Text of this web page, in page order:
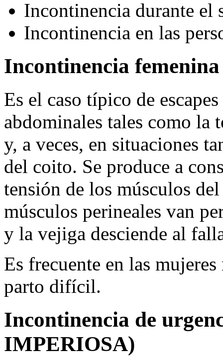
Incontinencia durante el
Incontinencia en las
Incontinencia femenina
Es el caso típico de
abdominales tales como la
y, a veces, en situaciones
del coito. Se produce a
tensión de los músculos
músculos perineales van
y la vejiga desciende al
Es frecuente en las
parto difícil.
Incontinencia de
IMPERIOSA)